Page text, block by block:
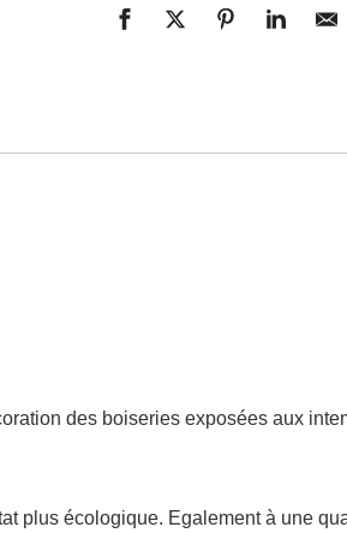
89.67 €.
des boiseries exposées aux
plus écologique. Egalement à une